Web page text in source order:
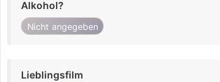
Alkohol?
Nicht angegeben
Lieblingsfilm